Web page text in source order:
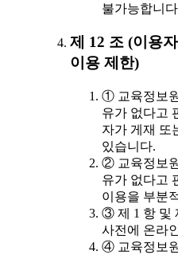
불가능합니
제 12 조 (이용
이용 제한)
① 교육정보
유가 없다고
자가 게재 또
있습니다.
② 교육정보
유가 없다고
이용을 부분
③ 제 1 항 및
사전에 온라
④ 교육정보